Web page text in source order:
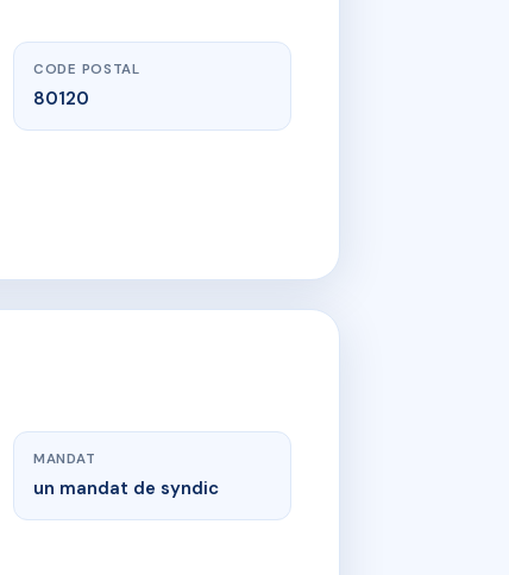
CODE POSTAL
80120
MANDAT
un mandat de syndic